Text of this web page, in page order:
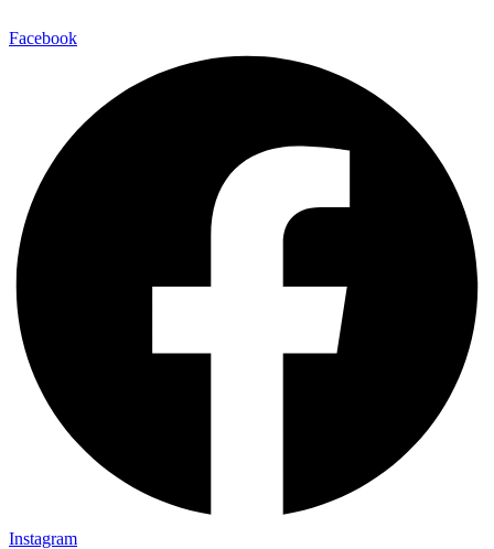
Facebook
Instagram